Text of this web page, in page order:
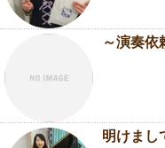
～演奏依
明けまし